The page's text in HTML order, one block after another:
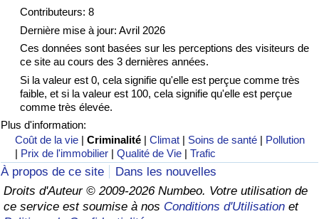
Contributeurs: 8
Dernière mise à jour: Avril 2026
Ces données sont basées sur les perceptions des visiteurs de
ce site au cours des 3 dernières années.
Si la valeur est 0, cela signifie qu'elle est perçue comme très
faible, et si la valeur est 100, cela signifie qu'elle est perçue
comme très élevée.
Plus d'information:
Coût de la vie |Criminalité |Climat | Soins de santé | Pollution
| Prix de l'immobilier |Qualité de Vie |Trafic
À propos de ce site
Dans les nouvelles
Droits d'Auteur © 2009-2026 Numbeo. Votre utilisation de
ce service est soumise à nos Conditions d'Utilisation et
Indice de Trafic par Pays